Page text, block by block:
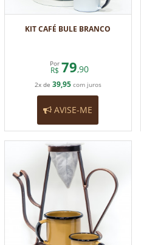
KIT CAFÉ BULE BRANCO
Por
R$ 79,90
2x de 39,95com juros
AVISE-ME